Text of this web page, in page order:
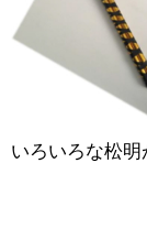
いろいろな松明